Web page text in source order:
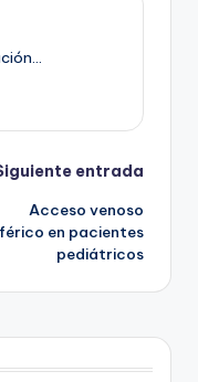
entrada
Acceso venoso
en pacientes
pediátricos